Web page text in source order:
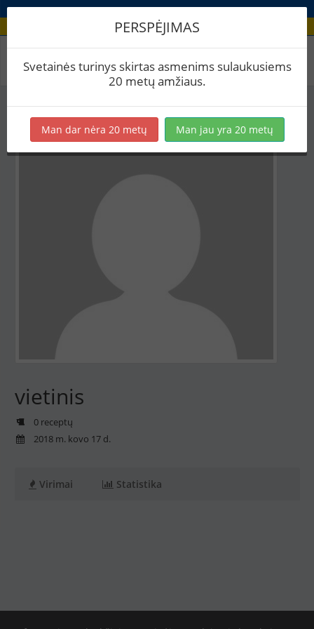
Aludario paskyra
vietinis
0 receptų
2018 m. kovo 17 d.
Virimai Statistika
PERSPĖJIMAS
Svetainės turinys skirtas asmenims sulaukusiems
20 metų amžiaus.
Man dar nėra 20 metų Man jau yra 20 metų